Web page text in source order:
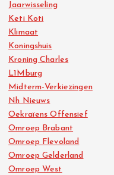
Jaarwisseling
Keti Koti
Klimaat
Koningshuis
Kroning Charles
L1Mburg
Midterm-Verkiezingen
Nh Nieuws
Oekraïens Offensief
Omroep Brabant
Omroep Flevoland
Omroep Gelderland
Omroep West